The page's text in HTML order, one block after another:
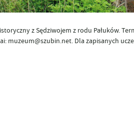
z Sędziwojem z rodu Pałuków.
muzeum@szubin.net. Dla zapisanych